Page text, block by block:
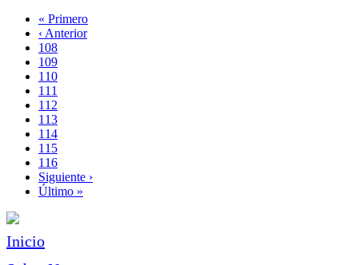
Paginación
Primera
página
« Primero
Página
anterior
‹ Anterior
Page
108
Page
109
Page
110
Page
111
Página
actual
112
Page
113
Page
114
Page
115
Page
116
Siguiente
página
Siguiente ›
Última
Último »
Inicio